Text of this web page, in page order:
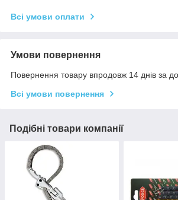
Всі умови оплати
Умови повернення
Повернення товару впродовж 14 днів за
Всі умови повернення
Подібні товари компанії